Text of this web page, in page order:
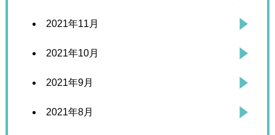
2021年11月
2021年10月
2021年9月
2021年8月